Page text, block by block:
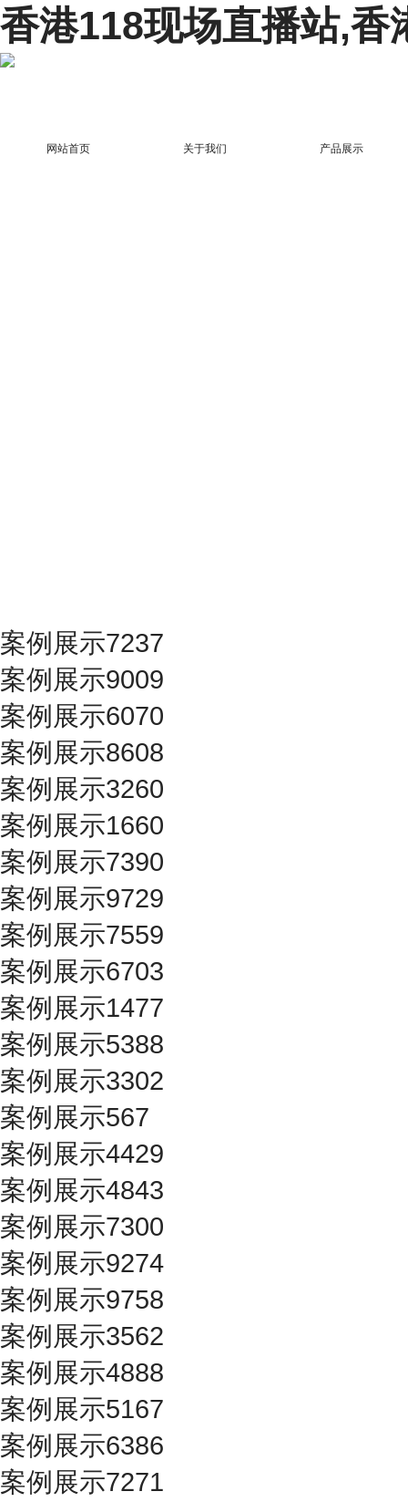
香港118现场直播站,香
网站首页 关于我们 产品展示
案例展示7237
案例展示9009
案例展示6070
案例展示8608
案例展示3260
案例展示1660
案例展示7390
案例展示9729
案例展示7559
案例展示6703
案例展示1477
案例展示5388
案例展示3302
案例展示567
案例展示4429
案例展示4843
案例展示7300
案例展示9274
案例展示9758
案例展示3562
案例展示4888
案例展示5167
案例展示6386
案例展示7271